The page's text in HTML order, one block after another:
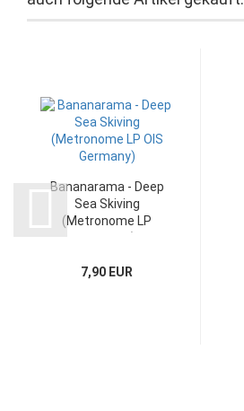
Bananarama - Deep
Sea Skiving
(Metronome LP
Germany)
7,90 EUR